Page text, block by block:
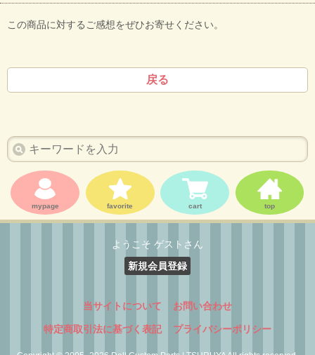
この商品に対するご感想をぜひお寄せください。
戻る
mypage favorite cart top
ようこそ ゲストさん
新規会員登録
当サイトについて お問い合わせ
特定商取引法に基づく表記 プライバシーポリシー